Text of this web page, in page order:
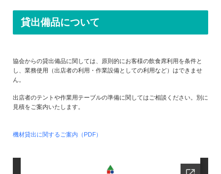
貸出備品について
協会からの貸出備品に関しては、原則的にお客様の飲食席利用を条件と
し、業務使用（出店者の利用・作業設備としての利用など）はできませ
ん。
出店者のテントや作業用テーブルの準備に関してはご相談ください。別に
見積をご案内いたします。
機材貸出に関するご案内（PDF）